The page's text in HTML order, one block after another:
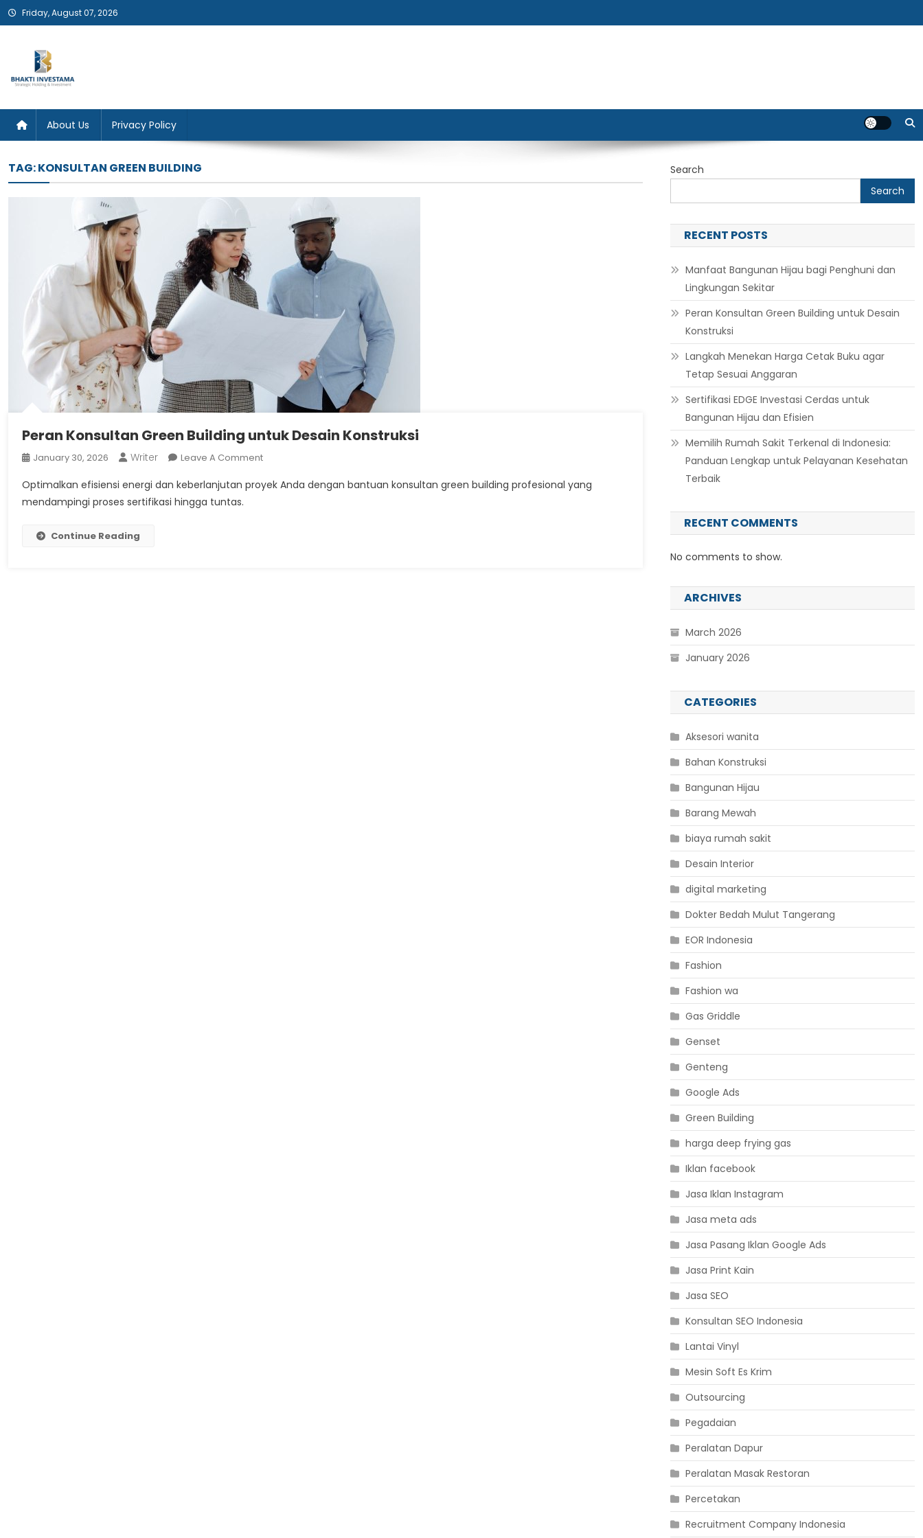
Skip
to
Friday, August 07, 2026
Bhakti Investama
About Us Privacy Policy
TAG:KONSULTAN GREEN BUILDING
Peran Konsultan Green Building untuk Desain Konstruksi
January 30, 2026 Writer Leave A CommentOn
Konsultan
Optimalkan efisiensi energi dan keberlanjutan proyek Anda dengan bantuan konsultan green building profesional yang
mendampingi proses sertifikasi hingga tuntas.
Continue Reading
Search
Search
RECENT POSTS
Manfaat Bangunan Hijau bagi Penghuni dan
Lingkungan Sekitar
Peran Konsultan Green Building untuk Desain
Konstruksi
Langkah Menekan Harga Cetak Buku agar
Tetap Sesuai Anggaran
Sertifikasi EDGE Investasi Cerdas untuk
Bangunan Hijau dan Efisien
Memilih Rumah Sakit Terkenal di Indonesia:
Panduan Lengkap untuk Pelayanan Kesehatan
Terbaik
RECENT COMMENTS
No comments to show.
ARCHIVES
March 2026
January 2026
CATEGORIES
Aksesori wanita
Bahan Konstruksi
Bangunan Hijau
Barang Mewah
biaya rumah sakit
Desain Interior
digital marketing
Dokter Bedah Mulut Tangerang
EOR Indonesia
Fashion
Fashion wa
Gas Griddle
Genset
Genteng
Google Ads
Green Building
harga deep frying gas
Iklan facebook
Jasa Iklan Instagram
Jasa meta ads
Jasa Pasang Iklan Google Ads
Jasa Print Kain
Jasa SEO
Konsultan SEO Indonesia
Lantai Vinyl
Mesin Soft Es Krim
Outsourcing
Pegadaian
Peralatan Dapur
Peralatan Masak Restoran
Percetakan
Recruitment Company Indonesia